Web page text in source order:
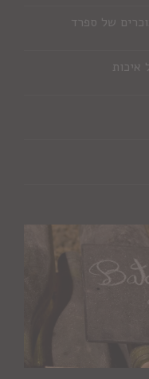
של ספרד
איכות